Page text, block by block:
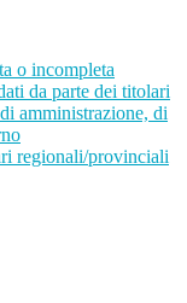
o incompleta
da parte dei titolari
amministrazione, di
regionali/provinciali